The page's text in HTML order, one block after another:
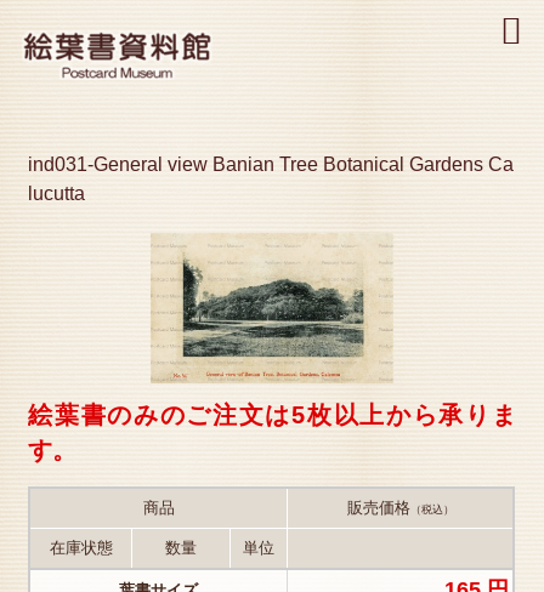
ind031-General view Banian Tree Botanical Gardens Ca
lucutta
絵葉書のみのご注文は5枚以上から承りま
す。
商品 販売価格（税込）
在庫状態 数量 単位